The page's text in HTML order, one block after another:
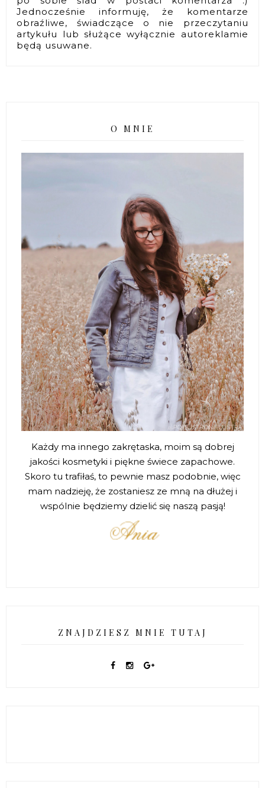
Jednocześnie informuję, że komentarze
obraźliwe, świadczące o nie przeczytaniu
artykułu lub służące wyłącznie autoreklamie
będą usuwane.
O MNIE
Każdy ma innego zakrętaska, moim są dobrej
jakości kosmetyki i piękne świece zapachowe.
Skoro tu trafiłaś, to pewnie masz podobnie, więc
mam nadzieję, że zostaniesz ze mną na dłużej i
wspólnie będziemy dzielić się naszą pasją!
ZNAJDZIESZ MNIE TUTAJ